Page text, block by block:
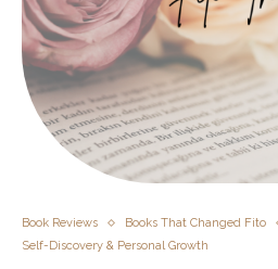
Book Reviews
Books That Changed Fito
Self-Discovery & Personal Growth